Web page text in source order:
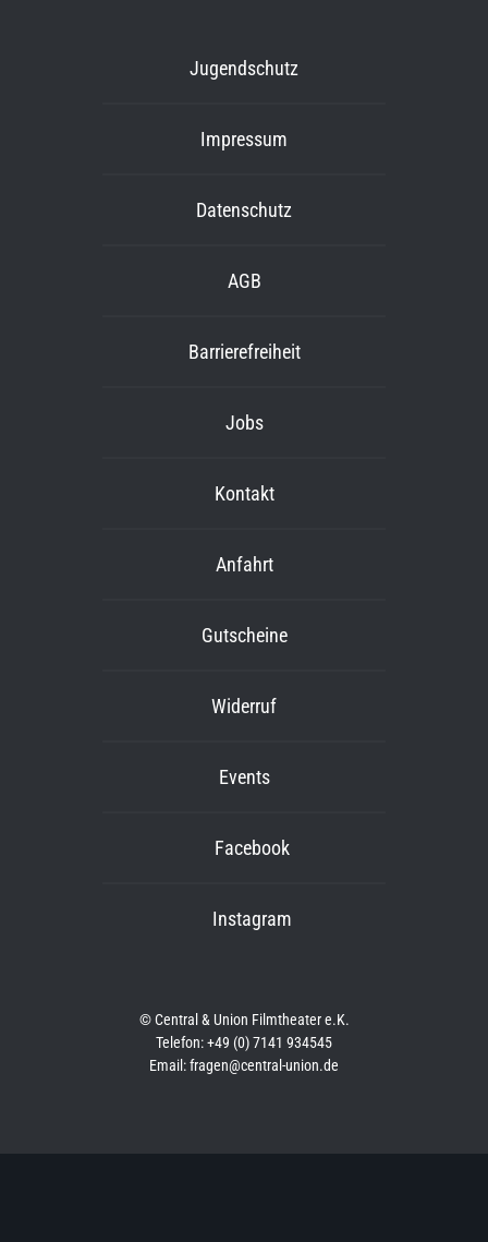
Jugendschutz
Impressum
Datenschutz
AGB
Barrierefreiheit
Jobs
Kontakt
Anfahrt
Gutscheine
Widerruf
Events
Facebook
Instagram
© Central & Union Filmtheater e.K.
Telefon: +49 (0) 7141 934545
Email: fragen@central-union.de